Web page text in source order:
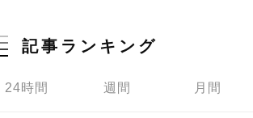
記事ランキング
24時間 週間 月間